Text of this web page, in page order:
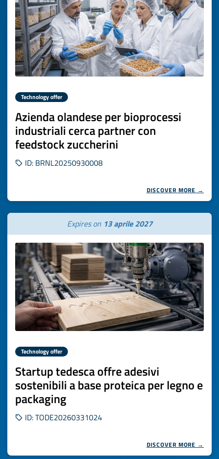
Technology offer
Azienda olandese per bioprocessi
industriali cerca partner con
feedstock zuccherini
ID: BRNL20250930008
DISCOVER MORE →
Expires on 13 aprile 2027
Technology offer
Startup tedesca offre adesivi
sostenibili a base proteica per legno e
packaging
ID: TODE20260331024
DISCOVER MORE →